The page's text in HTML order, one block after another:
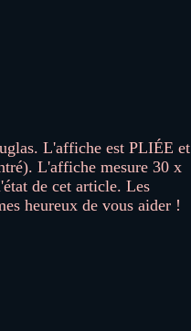
L'affiche est PLIÉE et
L'affiche mesure 30 x
de cet article. Les
heureux de vous aider !